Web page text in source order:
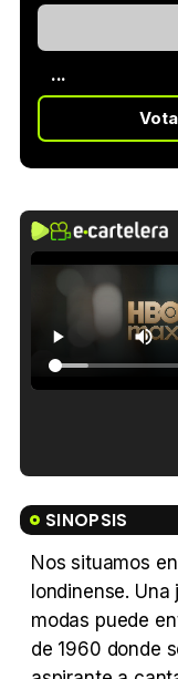
...
SINOPSIS
Nos situamos
londinense.
modas puede
de 1960 donde